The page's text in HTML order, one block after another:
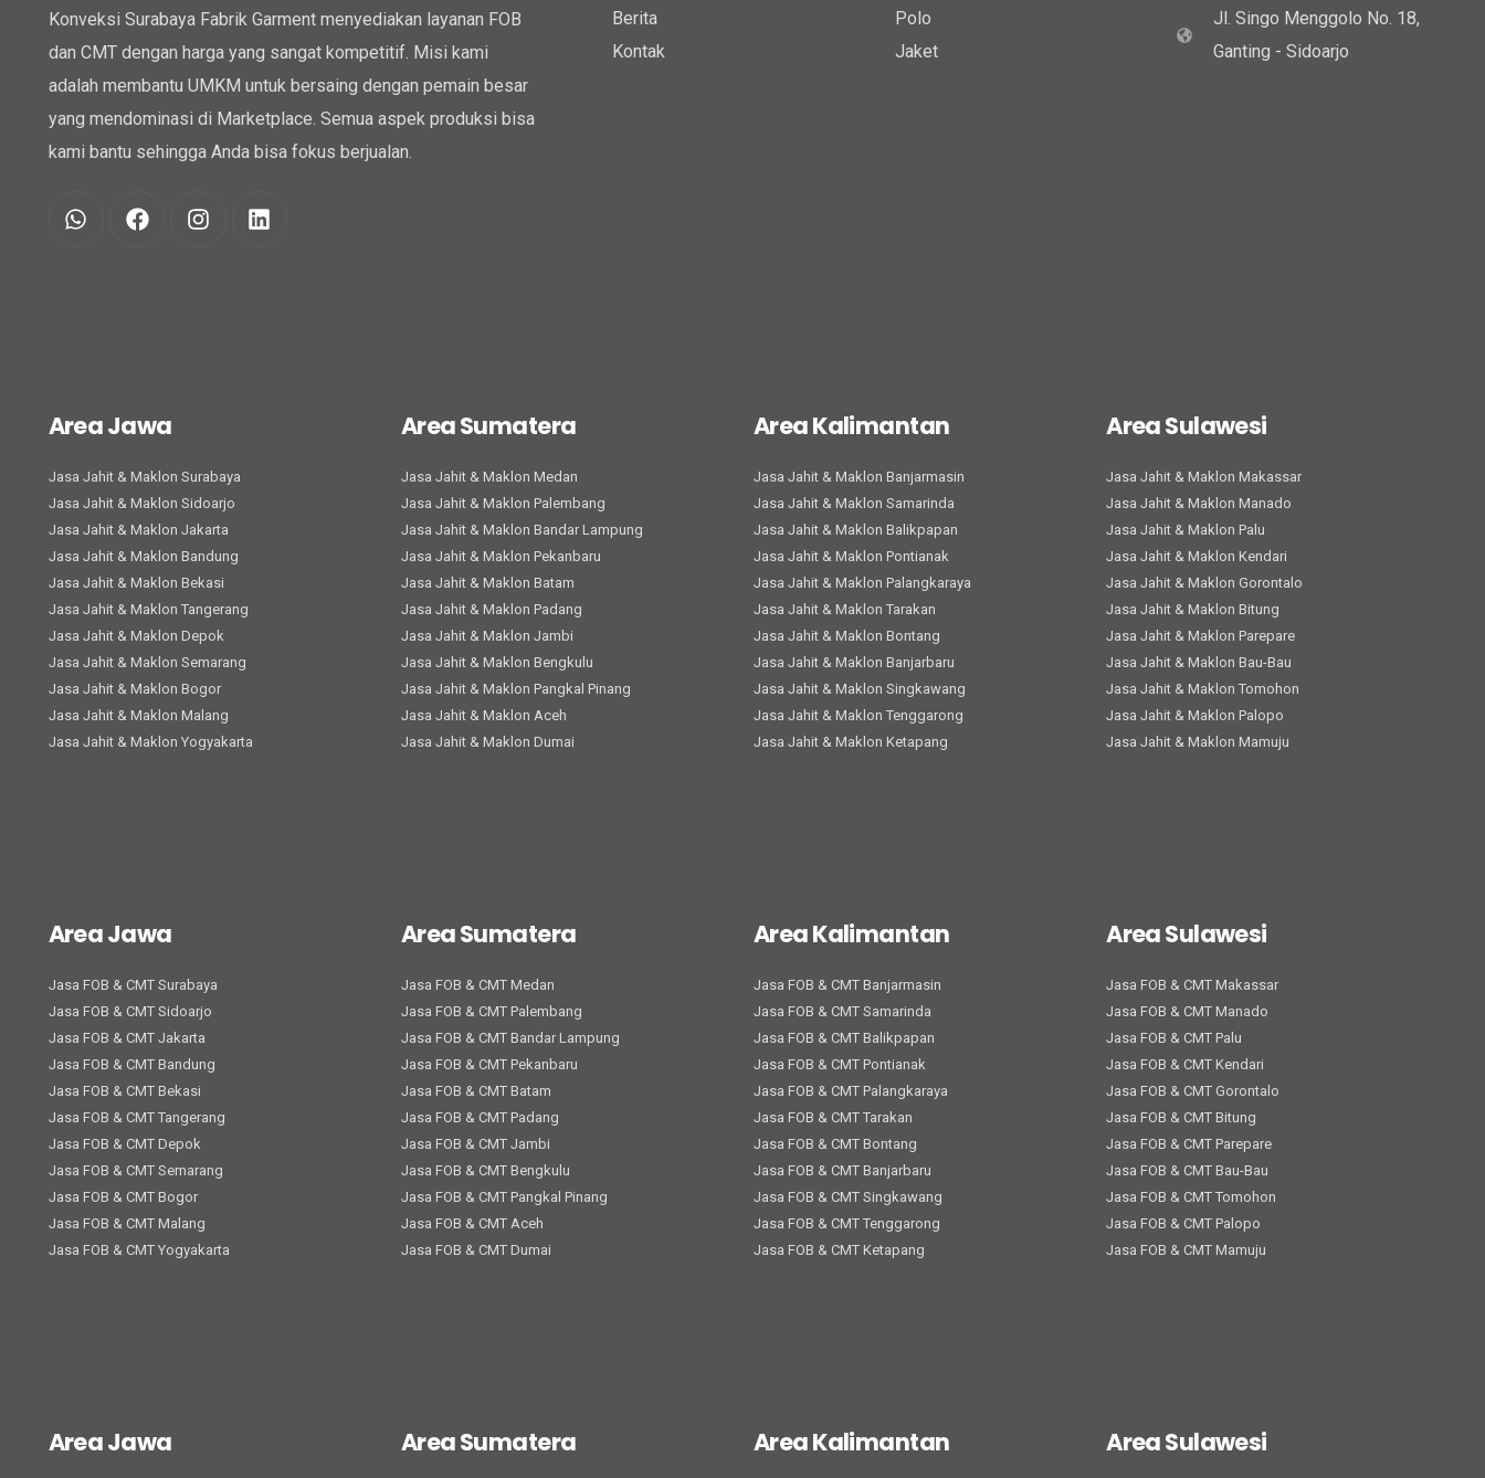
Konveksi Surabaya Fabrik Garment menyediakan layanan FOB
dan CMT dengan harga yang sangat kompetitif. Misi kami
adalah membantu UMKM untuk bersaing dengan pemain besar
yang mendominasi di Marketplace. Semua aspek produksi bisa
kami bantu sehingga Anda bisa fokus berjualan.
Berita
Kontak
Polo
Jaket
Jl. Singo Menggolo No. 18,
Ganting - Sidoarjo
Area Jawa
Jasa Jahit & Maklon Surabaya
Jasa Jahit & Maklon Sidoarjo
Jasa Jahit & Maklon Jakarta
Jasa Jahit & Maklon Bandung
Jasa Jahit & Maklon Bekasi
Jasa Jahit & Maklon Tangerang
Jasa Jahit & Maklon Depok
Jasa Jahit & Maklon Semarang
Jasa Jahit & Maklon Bogor
Jasa Jahit & Maklon Malang
Jasa Jahit & Maklon Yogyakarta
Area Sumatera
Jasa Jahit & Maklon Medan
Jasa Jahit & Maklon Palembang
Jasa Jahit & Maklon Bandar Lampung
Jasa Jahit & Maklon Pekanbaru
Jasa Jahit & Maklon Batam
Jasa Jahit & Maklon Padang
Jasa Jahit & Maklon Jambi
Jasa Jahit & Maklon Bengkulu
Jasa Jahit & Maklon Pangkal Pinang
Jasa Jahit & Maklon Aceh
Jasa Jahit & Maklon Dumai
Area Kalimantan
Jasa Jahit & Maklon Banjarmasin
Jasa Jahit & Maklon Samarinda
Jasa Jahit & Maklon Balikpapan
Jasa Jahit & Maklon Pontianak
Jasa Jahit & Maklon Palangkaraya
Jasa Jahit & Maklon Tarakan
Jasa Jahit & Maklon Bontang
Jasa Jahit & Maklon Banjarbaru
Jasa Jahit & Maklon Singkawang
Jasa Jahit & Maklon Tenggarong
Jasa Jahit & Maklon Ketapang
Area Sulawesi
Jasa Jahit & Maklon Makassar
Jasa Jahit & Maklon Manado
Jasa Jahit & Maklon Palu
Jasa Jahit & Maklon Kendari
Jasa Jahit & Maklon Gorontalo
Jasa Jahit & Maklon Bitung
Jasa Jahit & Maklon Parepare
Jasa Jahit & Maklon Bau-Bau
Jasa Jahit & Maklon Tomohon
Jasa Jahit & Maklon Palopo
Jasa Jahit & Maklon Mamuju
Area Jawa
Jasa FOB & CMT Surabaya
Jasa FOB & CMT Sidoarjo
Jasa FOB & CMT Jakarta
Jasa FOB & CMT Bandung
Jasa FOB & CMT Bekasi
Jasa FOB & CMT Tangerang
Jasa FOB & CMT Depok
Jasa FOB & CMT Semarang
Jasa FOB & CMT Bogor
Jasa FOB & CMT Malang
Jasa FOB & CMT Yogyakarta
Area Sumatera
Jasa FOB & CMT Medan
Jasa FOB & CMT Palembang
Jasa FOB & CMT Bandar Lampung
Jasa FOB & CMT Pekanbaru
Jasa FOB & CMT Batam
Jasa FOB & CMT Padang
Jasa FOB & CMT Jambi
Jasa FOB & CMT Bengkulu
Jasa FOB & CMT Pangkal Pinang
Jasa FOB & CMT Aceh
Jasa FOB & CMT Dumai
Area Kalimantan
Jasa FOB & CMT Banjarmasin
Jasa FOB & CMT Samarinda
Jasa FOB & CMT Balikpapan
Jasa FOB & CMT Pontianak
Jasa FOB & CMT Palangkaraya
Jasa FOB & CMT Tarakan
Jasa FOB & CMT Bontang
Jasa FOB & CMT Banjarbaru
Jasa FOB & CMT Singkawang
Jasa FOB & CMT Tenggarong
Jasa FOB & CMT Ketapang
Area Sulawesi
Jasa FOB & CMT Makassar
Jasa FOB & CMT Manado
Jasa FOB & CMT Palu
Jasa FOB & CMT Kendari
Jasa FOB & CMT Gorontalo
Jasa FOB & CMT Bitung
Jasa FOB & CMT Parepare
Jasa FOB & CMT Bau-Bau
Jasa FOB & CMT Tomohon
Jasa FOB & CMT Palopo
Jasa FOB & CMT Mamuju
Area Jawa Area Sumatera Area Kalimantan Area Sulawesi